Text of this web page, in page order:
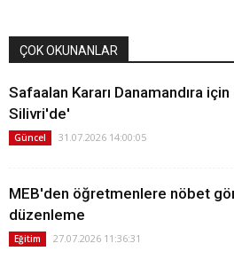
ÇOK OKUNANLAR
Safaalan Kararı Danamandıra
Silivri'de'
Güncel 31.07.2026 14:00:05
MEB'den öğretmenlere nöbet
düzenleme
Eğitim 27.07.2026 11:36:31